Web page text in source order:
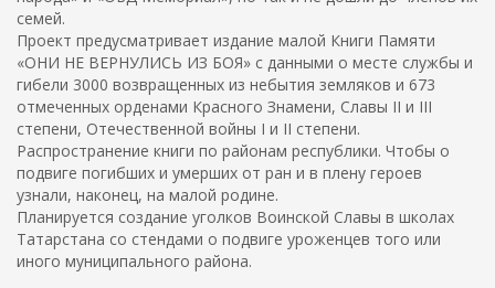
семей.
Проект предусматривает издание малой Книги Памяти
«ОНИ НЕ ВЕРНУЛИСЬ ИЗ БОЯ» с данными о месте службы и
гибели 3000 возвращенных из небытия земляков и 673
отмеченных орденами Красного Знамени, Славы II и III
степени, Отечественной войны I и II степени.
Распространение книги по районам республики. Чтобы о
подвиге погибших и умерших от ран и в плену героев
узнали, наконец, на малой родине.
Планируется создание уголков Воинской Славы в школах
Татарстана со стендами о подвиге уроженцев того или
иного муниципального района.